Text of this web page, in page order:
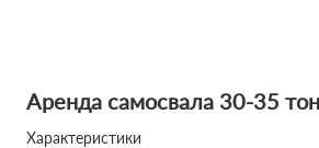
Аренда самосвала 30-35
Характеристики